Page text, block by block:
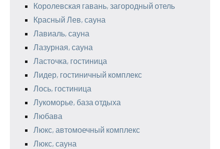
Королевская гавань, загородный отель
Красный Лев, сауна
Лавиаль, сауна
Лазурная, сауна
Ласточка, гостиница
Лидер, гостиничный комплекс
Лось, гостиница
Лукоморье, база отдыха
Любава
Люкс, автомоечный комплекс
Люкс, сауна